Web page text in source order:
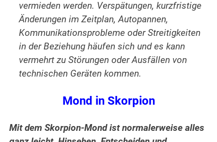
vermieden werden. Verspätungen, kurzfristige
Änderungen im Zeitplan, Autopannen,
Kommunikationsprobleme oder Streitigkeiten
in der Beziehung häufen sich und es kann
vermehrt zu Störungen oder Ausfällen von
technischen Geräten kommen.
Mond in Skorpion
Mit dem Skorpion-Mond ist normalerweise alles